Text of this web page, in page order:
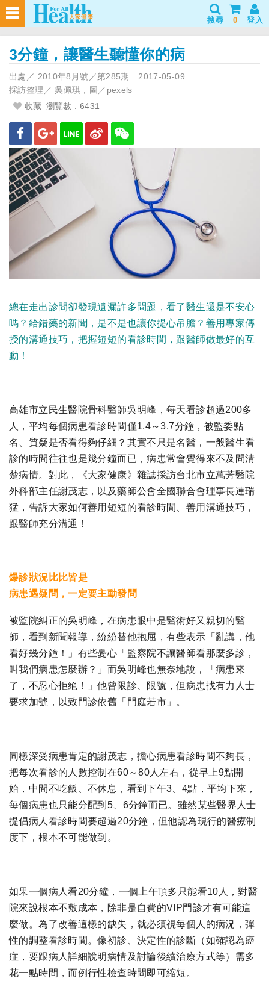
搜尋 0 登入
3分鐘，讓醫生聽懂你的病
出處／ 2010年8月號／第285期 2017-05-09
採訪整理／ 吳佩琪，圖／pexels
收藏 瀏覽數 : 6431
總在走出診間卻發現遺漏許多問題，看了醫生還是不安心
嗎？給錯藥的新聞，是不是也讓你提心吊膽？善用專家傳
授的溝通技巧，把握短短的看診時間，跟醫師做最好的互
動！
高雄市立民生醫院骨科醫師吳明峰，每天看診超過200多
人，平均每個病患看診時間僅1.4～3.7分鐘，被監委點
名、質疑是否看得夠仔細？其實不只是名醫，一般醫生看
診的時間往往也是幾分鐘而已，病患常會覺得來不及問清
楚病情。對此，《大家健康》雜誌採訪台北市立萬芳醫院
外科部主任謝茂志，以及藥師公會全國聯合會理事長連瑞
猛，告訴大家如何善用短短的看診時間、善用溝通技巧，
跟醫師充分溝通！
爆診狀況比比皆是
病患遇疑問，一定要主動發問
被監院糾正的吳明峰，在病患眼中是醫術好又親切的醫
師，看到新聞報導，紛紛替他抱屈，有些表示「亂講，他
看好幾分鐘！」有些憂心「監察院不讓醫師看那麼多診，
叫我們病患怎麼辦？」而吳明峰也無奈地說，「病患來
了，不忍心拒絕！」他曾限診、限號，但病患找有力人士
要求加號，以致門診依舊「門庭若市」。
同樣深受病患肯定的謝茂志，擔心病患看診時間不夠長，
把每次看診的人數控制在60～80人左右，從早上9點開
始，中間不吃飯、不休息，看到下午3、4點，平均下來，
每個病患也只能分配到5、6分鐘而已。雖然某些醫界人士
提倡病人看診時間要超過20分鐘，但他認為現行的醫療制
度下，根本不可能做到。
如果一個病人看20分鐘，一個上午頂多只能看10人，對醫
院來說根本不敷成本，除非是自費的VIP門診才有可能這
麼做。為了改善這樣的缺失，就必須視每個人的病況，彈
性的調整看診時間。像初診、決定性的診斷（如確認為癌
症，要跟病人詳細說明病情及討論後續治療方式等）需多
花一點時間，而例行性檢查時間即可縮短。